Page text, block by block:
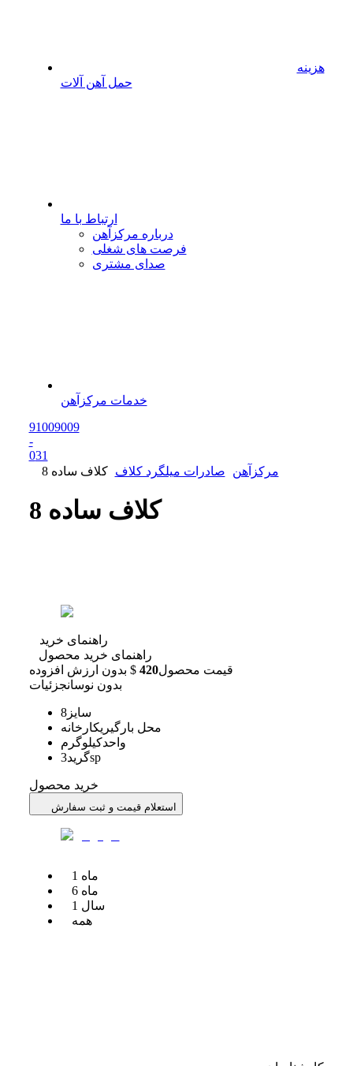
هزینه
حمل آهن آلات
ارتباط با ما
درباره مرکزآهن
فرصت های شغلی
صدای مشتری
خدمات مرکزآهن
91009009
-
031
مرکزآهن
صادرات میلگرد کلاف کلاف ساده 8
کلاف ساده 8
راهنمای خرید
راهنمای خرید محصول
قیمت محصول420
$ بدون ارزش افزوده
بدون نوسانجزئیات
سایز8
محل بارگیریکارخانه
واحدکیلوگرم
گرید3sp
خرید محصول
استعلام قیمت و ثبت سفارش
1 ماه
6 ماه
1 سال
همه